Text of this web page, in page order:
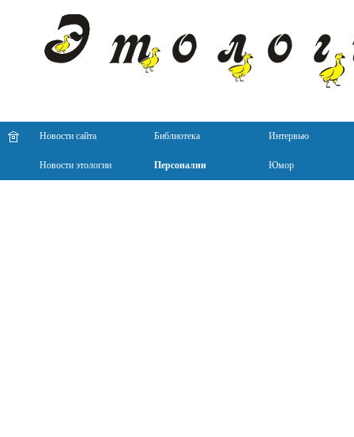
Новости сайта Библиотека Интервью
Новости этологии Персоналии Юмор